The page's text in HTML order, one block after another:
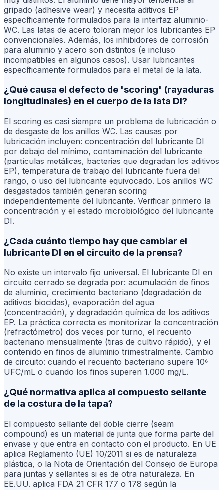
gripado (adhesive wear) y necesita aditivos EP
específicamente formulados para la interfaz aluminio-
WC. Las latas de acero toloran mejor los lubricantes EP
convencionales. Además, los inhibidores de corrosión
para aluminio y acero son distintos (e incluso
incompatibles en algunos casos). Usar lubricantes
específicamente formulados para el metal de la lata.
¿Qué causa el defecto de 'scoring' (rayaduras
longitudinales) en el cuerpo de la lata DI?
El scoring es casi siempre un problema de lubricación o
de desgaste de los anillos WC. Las causas por
lubricación incluyen: concentración del lubricante DI
por debajo del mínimo, contaminación del lubricante
(partículas metálicas, bacterias que degradan los aditivos
EP), temperatura de trabajo del lubricante fuera del
rango, o uso del lubricante equivocado. Los anillos WC
desgastados también generan scoring
independientemente del lubricante. Verificar primero la
concentración y el estado microbiológico del lubricante
DI.
¿Cada cuánto tiempo hay que cambiar el
lubricante DI en el circuito de la prensa?
No existe un intervalo fijo universal. El lubricante DI en
circuito cerrado se degrada por: acumulación de finos
de aluminio, crecimiento bacteriano (degradación de
aditivos biocidas), evaporación del agua
(concentración), y degradación química de los aditivos
EP. La práctica correcta es monitorizar la concentración
(refractómetro) dos veces por turno, el recuento
bacteriano mensualmente (tiras de cultivo rápido), y el
contenido en finos de aluminio trimestralmente. Cambio
de circuito: cuando el recuento bacteriano supere 10⁶
UFC/mL o cuando los finos superen 1.000 mg/L.
¿Qué normativa aplica al compuesto sellante
de la costura de la tapa?
El compuesto sellante del doble cierre (seam
compound) es un material de junta que forma parte del
envase y que entra en contacto con el producto. En UE
aplica Reglamento (UE) 10/2011 si es de naturaleza
plástica, o la Nota de Orientación del Consejo de Europa
para juntas y sellantes si es de otra naturaleza. En
EE.UU. aplica FDA 21 CFR 177 o 178 según la